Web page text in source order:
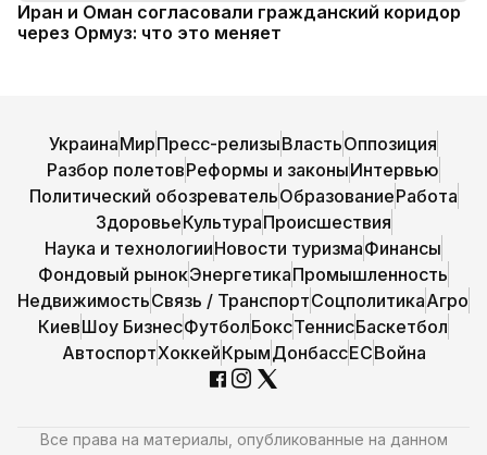
Иран и Оман согласовали гражданский коридор
через Ормуз: что это меняет
УкраинаМирПресс-релизыВластьОппозиция
Разбор полетовРеформы и законыИнтервью
Политический обозревательОбразованиеРабота
ЗдоровьеКультураПроисшествия
Наука и технологииНовости туризмаФинансы
Фондовый рынокЭнергетикаПромышленность
НедвижимостьСвязь / ТранспортСоцполитикаАгро
КиевШоу БизнесФутболБоксТеннисБаскетбол
АвтоспортХоккейКрымДонбассЕСВойна
Все права на материалы, опубликованные на данном